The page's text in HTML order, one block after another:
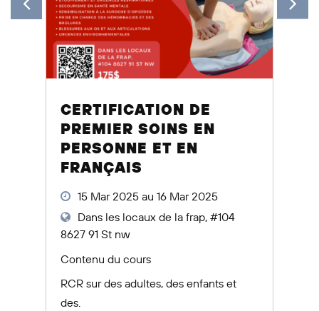
CERTIFICATION DE
PREMIER SOINS EN
PERSONNE ET EN
FRANÇAIS
15 Mar 2025 au 16 Mar 2025
Dans les locaux de la frap, #104
8627 91 St nw
Contenu du cours
RCR sur des adultes, des enfants et
des.